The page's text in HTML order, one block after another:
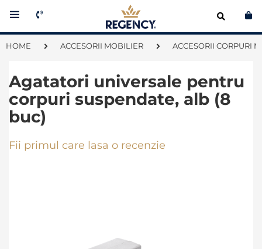
HOME ACCESORII MOBILIER ACCESORII CORPURI
Agatatori universale pentru
corpuri suspendate, alb (8
buc)
Fii primul care lasa o recenzie